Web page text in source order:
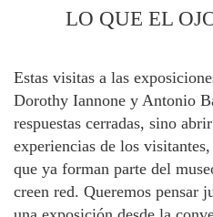
LO QUE EL
Estas visitas a las
Dorothy Iannone y Antonio
respuestas cerradas, sino
experiencias de los
que ya forman parte del
creen red. Queremos pensar